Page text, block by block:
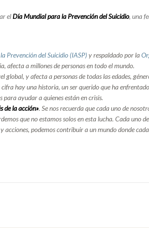
elDíaMundialparala PrevencióndelSuicidio, una
la PrevencióndelSuicidio (IASP) yrespaldadoporla
afectaamillonesdepersonasentodoelmundo.
global, yafectaapersonasdetodaslasedades, gé
cifrahayunahistoria, unserqueridoquehaenfrentado
paraayudaraquienesestánencrisis.
sdelaacción». Senosrecuerdaquecadaunode
quenoestamossolosenestalucha. Cadaunode
yacciones, podemoscontribuiraunmundodondecada